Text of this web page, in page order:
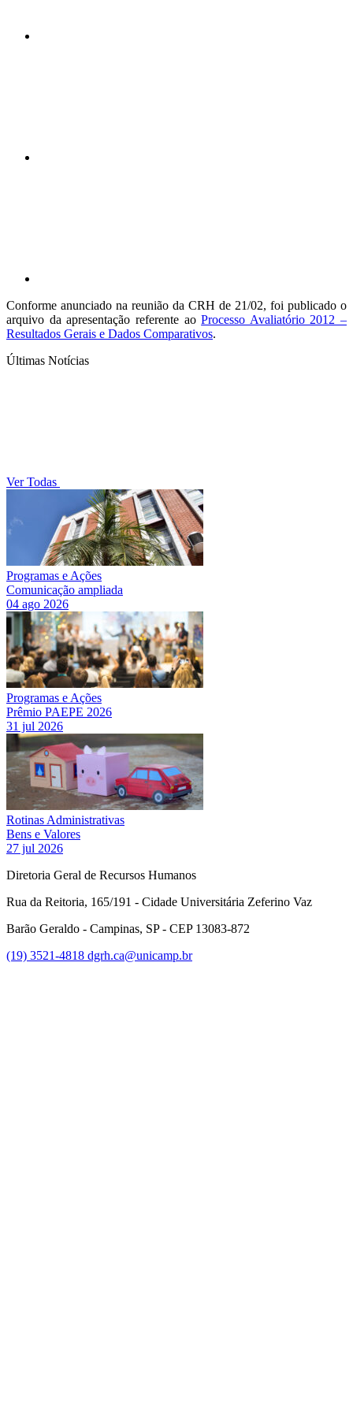
Conforme anunciado na reunião da CRH de 21/02, foi publicado o
arquivo da apresentação referente aoProcesso Avaliatório 2012 –
Resultados Gerais e Dados Comparativos.
Últimas Notícias
Ver Todas
Programas e Ações
Comunicação ampliada
04 ago 2026
Programas e Ações
Prêmio PAEPE 2026
31 jul 2026
Rotinas Administrativas
Bens e Valores
27 jul 2026
Diretoria Geral de Recursos Humanos
Rua da Reitoria, 165/191 - Cidade Universitária Zeferino Vaz
Barão Geraldo - Campinas, SP - CEP 13083-872
(19) 3521-4818 dgrh.ca@unicamp.br